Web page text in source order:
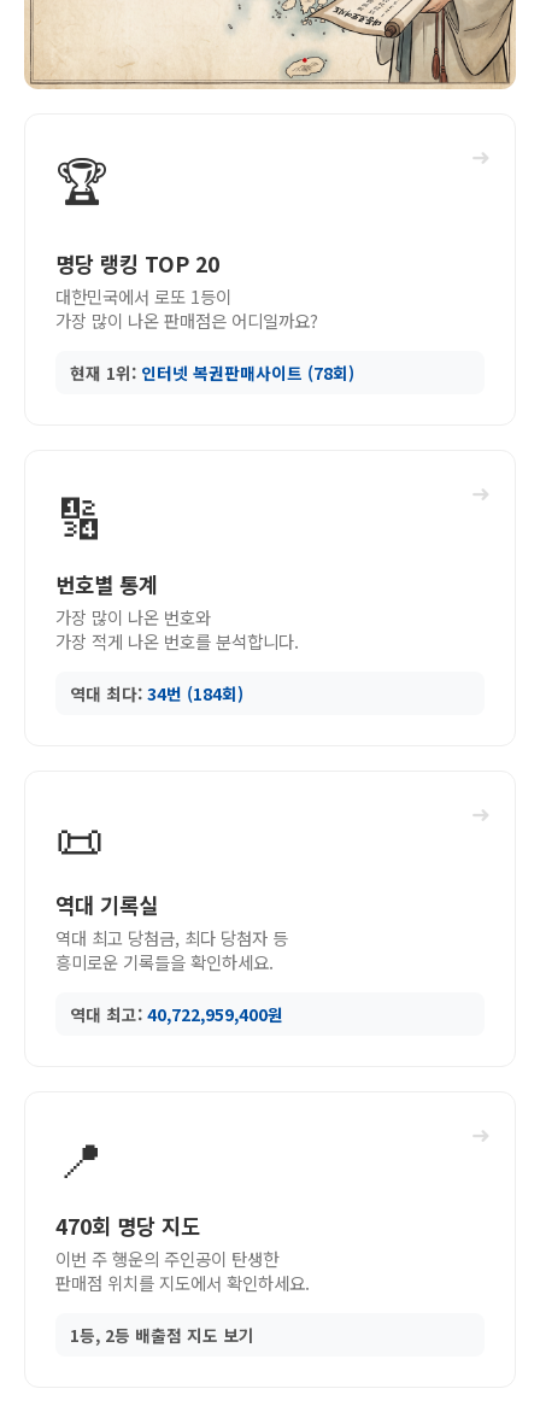
➜
🏆
명당 랭킹 TOP 20
대한민국에서 로또 1등이
가장 많이 나온 판매점은 어디일까요?
현재 1위: 인터넷 복권판매사이트 (78회)
➜
🔢
번호별 통계
가장 많이 나온 번호와
가장 적게 나온 번호를 분석합니다.
역대 최다: 34번 (184회)
➜
📜
역대 기록실
역대 최고 당첨금, 최다 당첨자 등
흥미로운 기록들을 확인하세요.
역대 최고: 40,722,959,400원
➜
📍
470회 명당 지도
이번 주 행운의 주인공이 탄생한
판매점 위치를 지도에서 확인하세요.
1등, 2등 배출점 지도 보기